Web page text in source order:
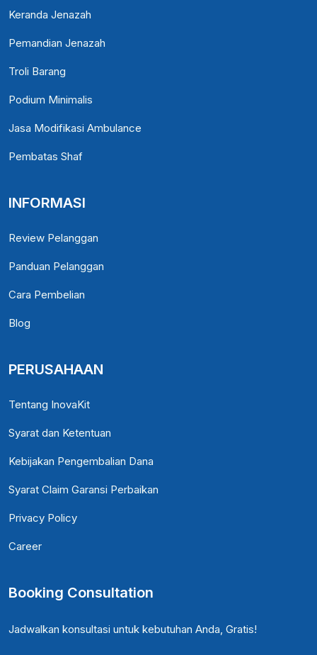
Keranda Jenazah
Pemandian Jenazah
Troli Barang
Podium Minimalis
Jasa Modifikasi Ambulance
Pembatas Shaf
INFORMASI
Review Pelanggan
Panduan Pelanggan
Cara Pembelian
Blog
PERUSAHAAN
Tentang InovaKit
Syarat dan Ketentuan
Kebijakan Pengembalian Dana
Syarat Claim Garansi Perbaikan
Privacy Policy
Career
Booking Consultation
Jadwalkan konsultasi untuk kebutuhan Anda, Gratis!